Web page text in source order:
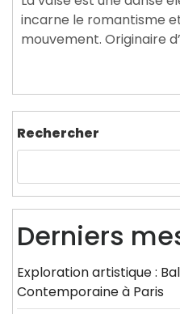
incarne le romantisme
mouvement. Originaire
Rechercher
Derniers
Exploration artistique :
Contemporaine à Paris